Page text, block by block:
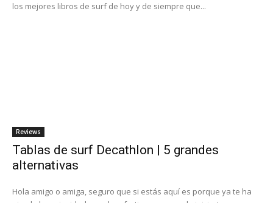
los mejores libros de surf de hoy y de siempre que...
Reviews
Tablas de surf Decathlon | 5 grandes
alternativas
Hola amigo o amiga, seguro que si estás aquí es porque ya te ha